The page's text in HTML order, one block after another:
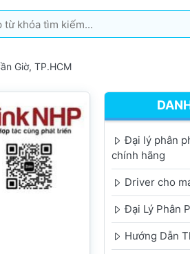
tìm kiếm. Kết quả sẽ tự động xuất
Giờ, TP.HCM
Đại lý phân
chính hãng
Driver cho
Đại Lý Phân
Hướng Dẫn